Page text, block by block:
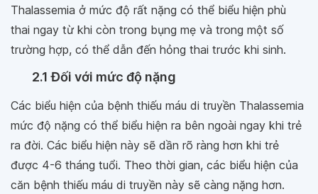
Thalassemia ở mức độ rất nặng có thể biểu hiện phù
thai ngay từ khi còn trong bụng mẹ và trong một số
trường hợp, có thể dẫn đến hỏng thai trước khi sinh.
2.1 Đối với mức độ nặng
Các biểu hiện của bệnh thiếu máu di truyền Thalassemia
mức độ nặng có thể biểu hiện ra bên ngoài ngay khi trẻ
ra đời. Các biểu hiện này sẽ dần rõ ràng hơn khi trẻ
được 4-6 tháng tuổi. Theo thời gian, các biểu hiện của
căn bệnh thiếu máu di truyền này sẽ càng nặng hơn.